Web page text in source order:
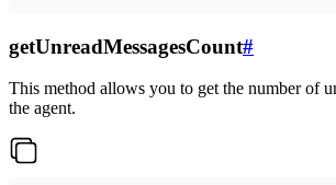
getUnreadMessagesCount#
This method allows you to get the number of
the agent.